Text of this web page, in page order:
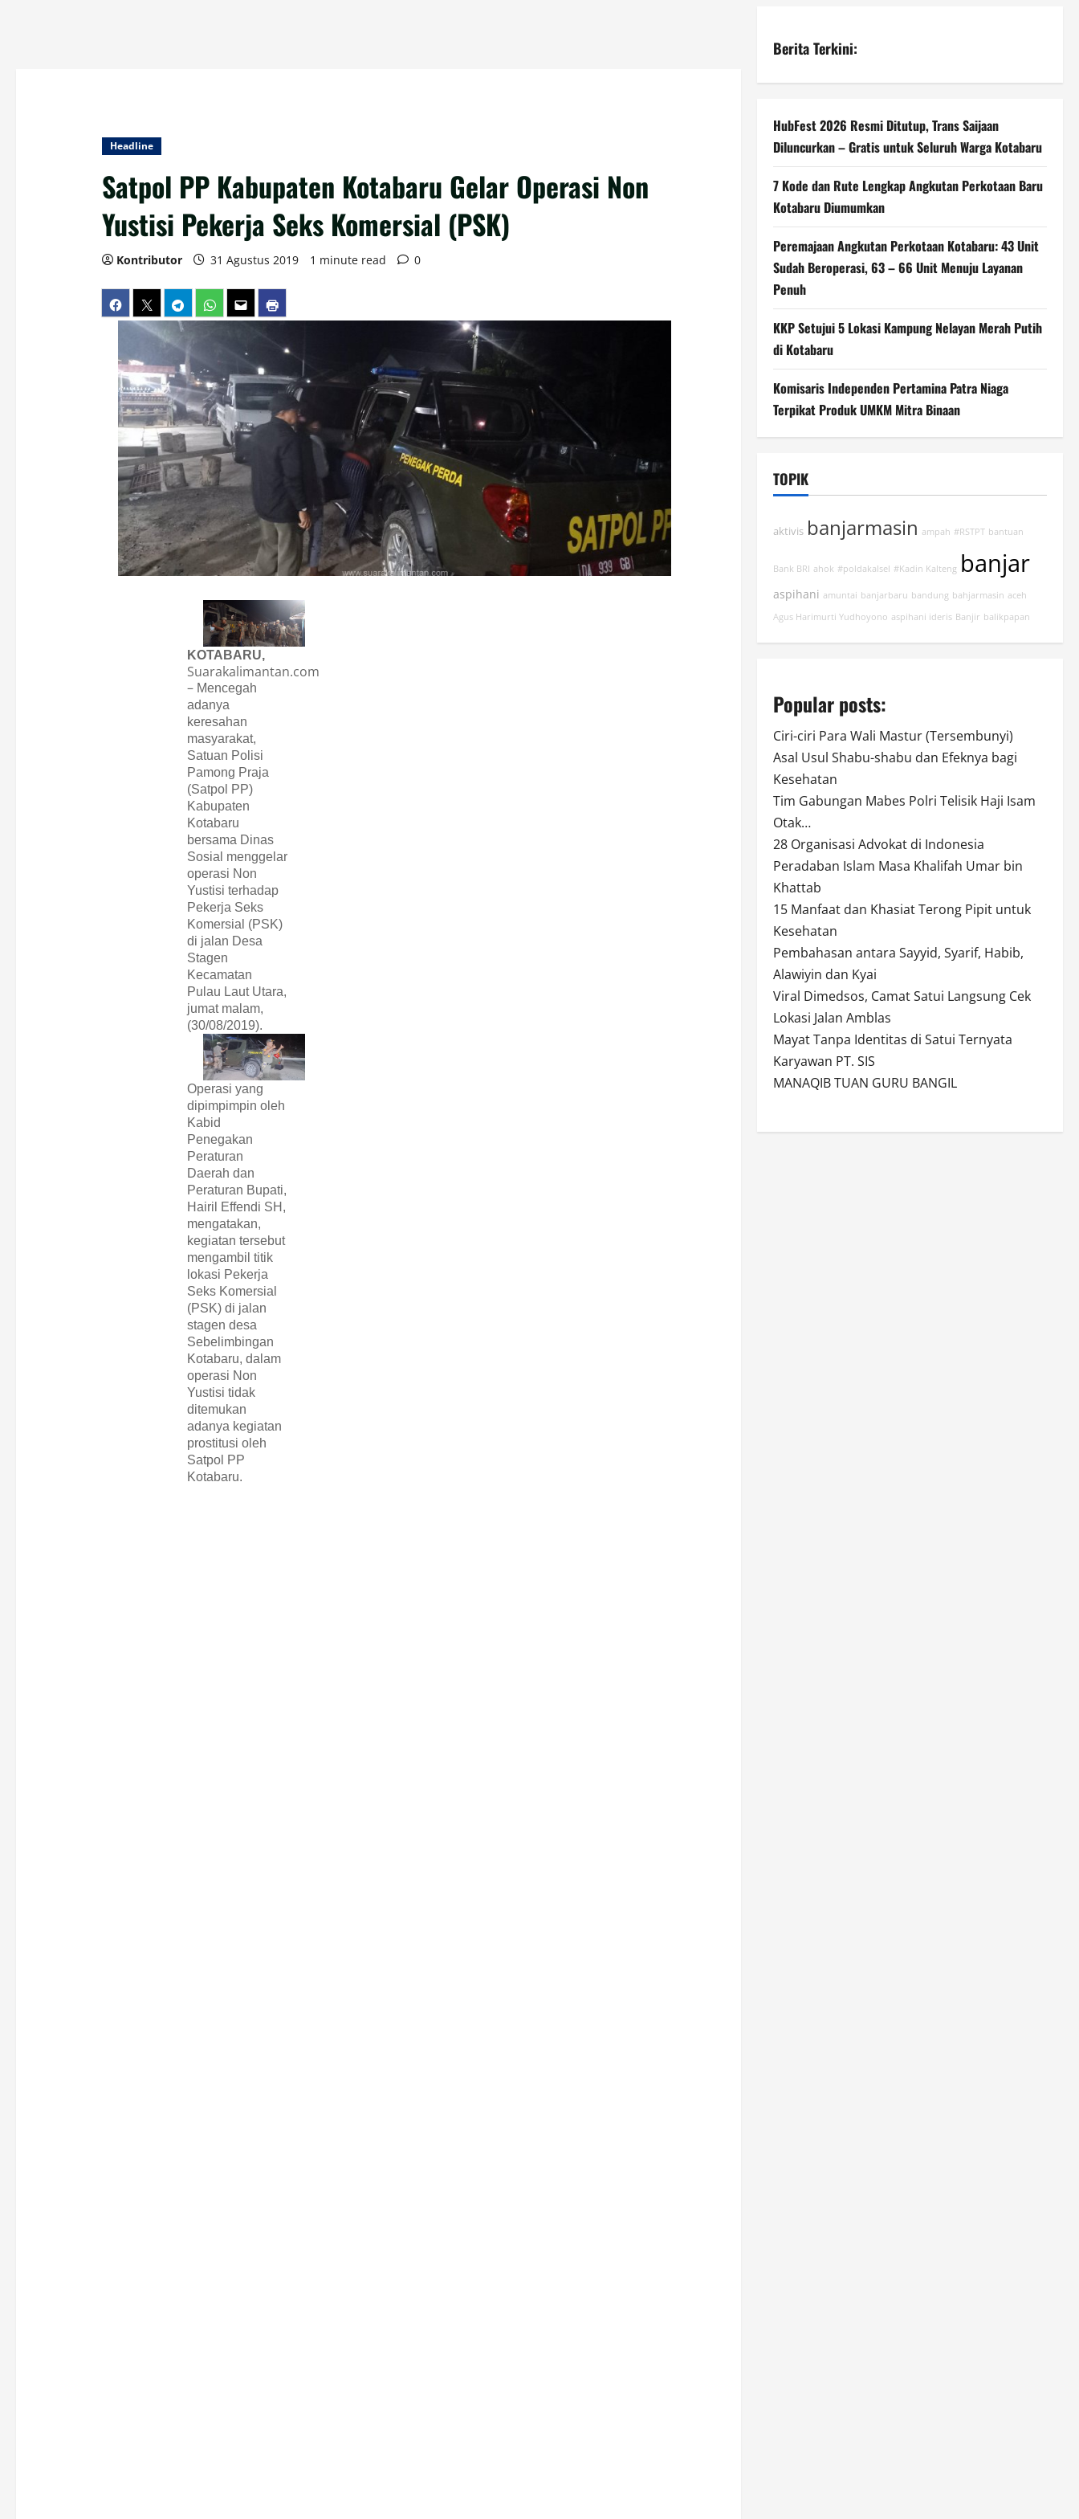
Headline
Satpol PP Kabupaten Kotabaru Gelar Operasi Non
Yustisi Pekerja Seks Komersial (PSK)
Kontributor 31 Agustus 2019 1 minute read 0
KOTABARU,
Suarakalimantan.com
– Mencegah
adanya
keresahan
masyarakat,
Satuan Polisi
Pamong Praja
(Satpol PP)
Kabupaten
Kotabaru
bersama Dinas
Sosial menggelar
operasi Non
Yustisi terhadap
Pekerja Seks
Komersial (PSK)
di jalan Desa
Stagen
Kecamatan
Pulau Laut Utara,
jumat malam,
(30/08/2019).
Operasi yang
dipimpimpin oleh
Kabid
Penegakan
Peraturan
Daerah dan
Peraturan Bupati,
Hairil Effendi SH,
mengatakan,
kegiatan tersebut
mengambil titik
lokasi Pekerja
Seks Komersial
(PSK) di jalan
stagen desa
Sebelimbingan
Kotabaru, dalam
operasi Non
Yustisi tidak
ditemukan
adanya kegiatan
prostitusi oleh
Satpol PP
Kotabaru.
Berita Terkini:
HubFest 2026 Resmi Ditutup, Trans Saijaan
Diluncurkan – Gratis untuk Seluruh Warga Kotabaru
7 Kode dan Rute Lengkap Angkutan Perkotaan Baru
Kotabaru Diumumkan
Peremajaan Angkutan Perkotaan Kotabaru: 43 Unit
Sudah Beroperasi, 63 – 66 Unit Menuju Layanan
Penuh
KKP Setujui 5 Lokasi Kampung Nelayan Merah Putih
di Kotabaru
Komisaris Independen Pertamina Patra Niaga
Terpikat Produk UMKM Mitra Binaan
TOPIK
aktivis banjarmasin ampah #RSTPT bantuan
Bank BRI ahok #poldakalsel #Kadin Kalteng banjar
aspihani amuntai banjarbaru bandung bahjarmasin aceh
Agus Harimurti Yudhoyono aspihani ideris Banjir balikpapan
Popular posts:
Ciri-ciri Para Wali Mastur (Tersembunyi)
Asal Usul Shabu-shabu dan Efeknya bagi
Kesehatan
Tim Gabungan Mabes Polri Telisik Haji Isam
Otak…
28 Organisasi Advokat di Indonesia
Peradaban Islam Masa Khalifah Umar bin
Khattab
15 Manfaat dan Khasiat Terong Pipit untuk
Kesehatan
Pembahasan antara Sayyid, Syarif, Habib,
Alawiyin dan Kyai
Viral Dimedsos, Camat Satui Langsung Cek
Lokasi Jalan Amblas
Mayat Tanpa Identitas di Satui Ternyata
Karyawan PT. SIS
MANAQIB TUAN GURU BANGIL